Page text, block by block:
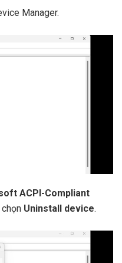
Manager.
ACPI-Compliant
chọn Uninstall device.